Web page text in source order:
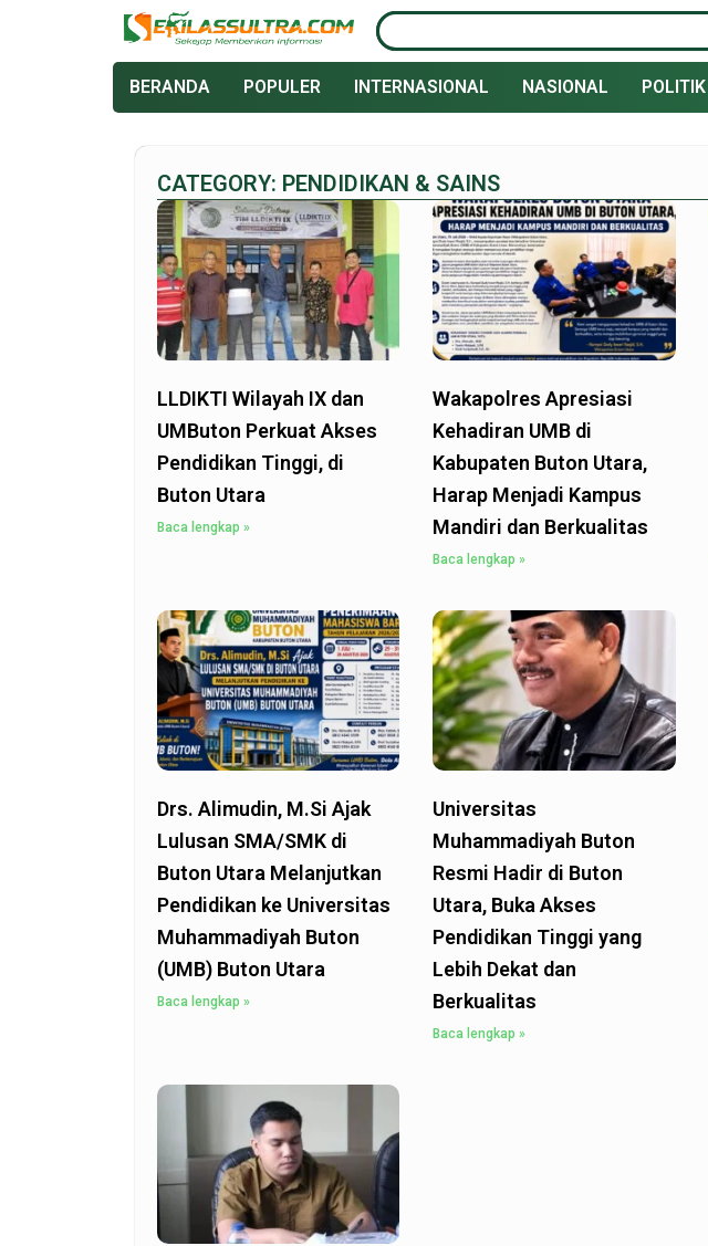
Search
BERANDA POPULER INTERNASIONAL NASIONAL POLITIK
CATEGORY: PENDIDIKAN & SAINS
LLDIKTI Wilayah IX dan
UMButon Perkuat Akses
Pendidikan Tinggi, di
Buton Utara
Baca lengkap »
Wakapolres Apresiasi
Kehadiran UMB di
Kabupaten Buton Utara,
Harap Menjadi Kampus
Mandiri dan Berkualitas
Baca lengkap »
Drs. Alimudin, M.Si Ajak
Lulusan SMA/SMK di
Buton Utara Melanjutkan
Pendidikan ke Universitas
Muhammadiyah Buton
(UMB) Buton Utara
Baca lengkap »
Universitas
Muhammadiyah Buton
Resmi Hadir di Buton
Utara, Buka Akses
Pendidikan Tinggi yang
Lebih Dekat dan
Berkualitas
Baca lengkap »